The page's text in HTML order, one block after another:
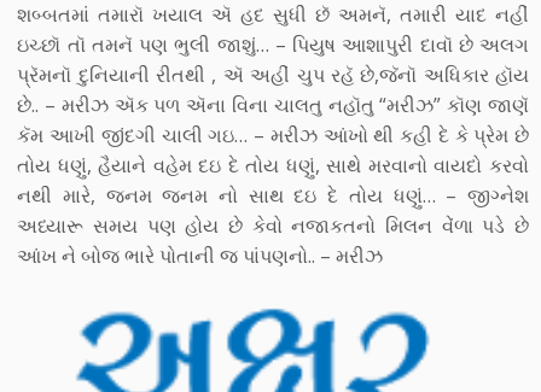
શબ્બતમાં તમારૉ ખયાલ ઍ હદ સુધી છૅ અમનૅ, તમારી યાદ નહીં
ઇચ્છૉ તૉ તમનૅ પણ ભુલી જાશું… – પિયુષ આશાપુરી દાવૉ છે અલગ
પ્રૅમનૉ દુનિયાની રીતથી , ઍ અહીં ચુપ રહૅ છે,જૅનૉ અધિકાર હૉય
છે.. – મરીઝ ઍક પળ ઍના વિના ચાલતુ નહૉતુ “મરીઝ” કૉણ જાણૅ
કૅમ આખી જીંદગી ચાલી ગઇ… – મરીઝ આંખો થી કહી દે કે પ્રેમ છે
તોય ધણું, હૈયાને વહેમ દઇ દે તોય ધણું, સાથે મરવાનો વાયદો કરવો
નથી મારે, જનમ જનમ નો સાથ દઇ દે તોય ધણું… – જીગ્નેશ
અધ્યારૂ સમય પણ હોય છે કેવો નજાકતનો મિલન વેંળા પડે છે
આંખ ને બોજ ભારે પોતાની જ પાંપણનો.. – મરીઝ